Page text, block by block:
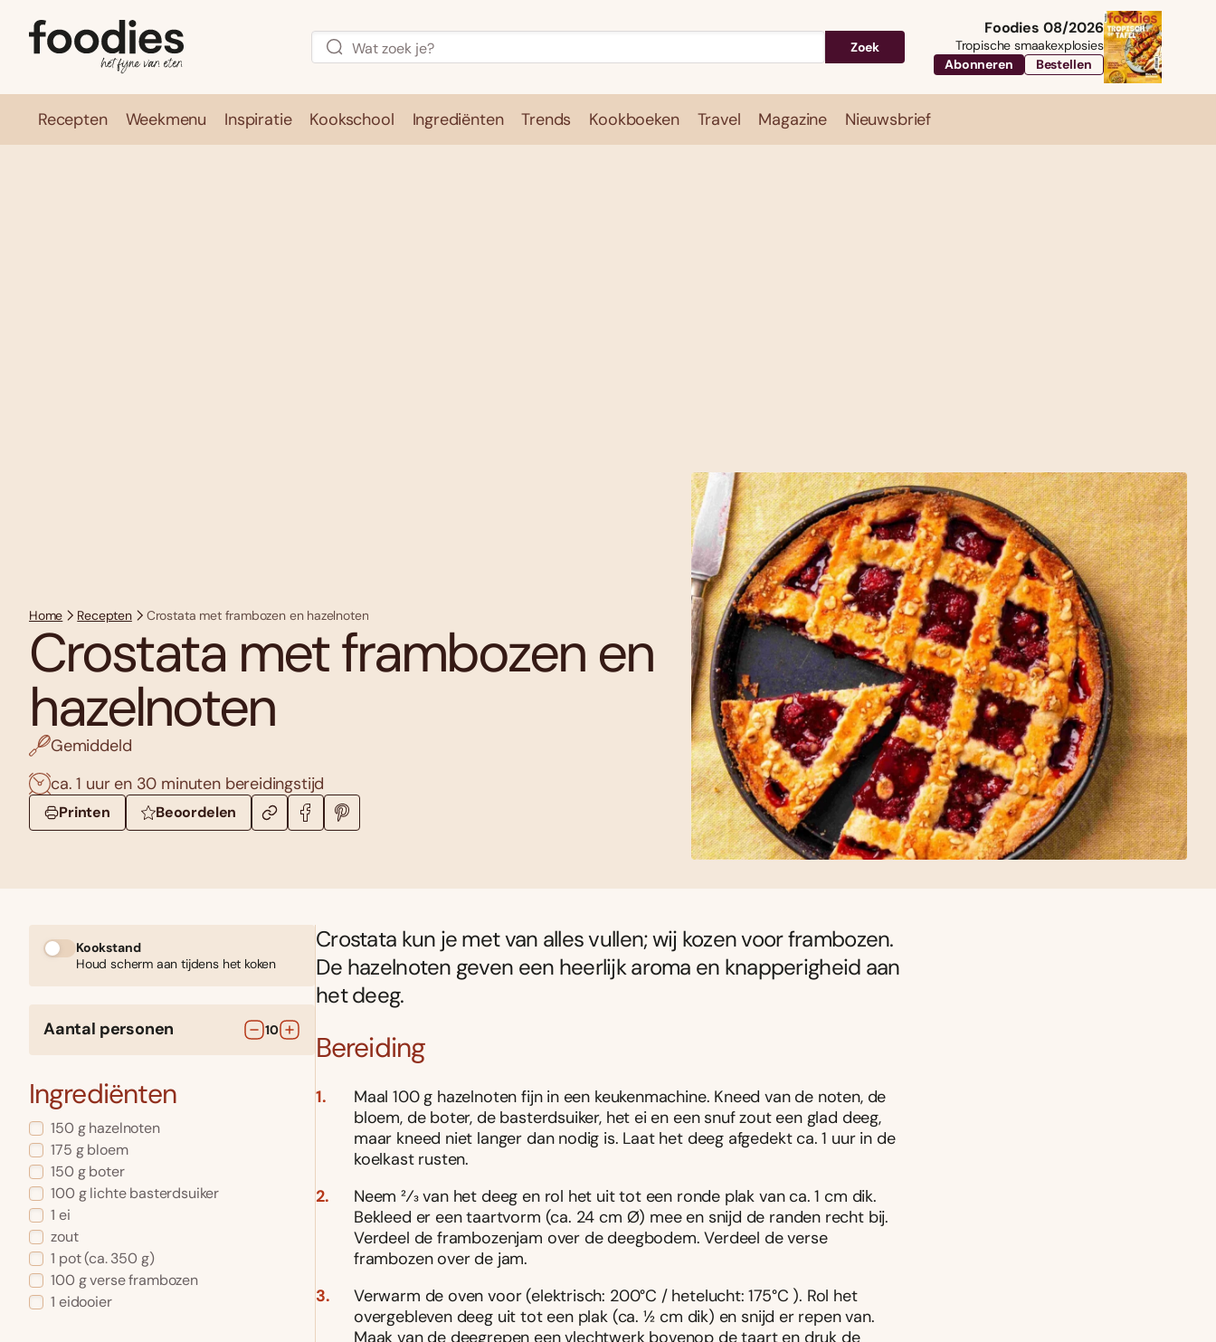
Zoek
Foodies 08/2026
Tropische smaakexplosies
Abonneren
Bestellen
Recepten Weekmenu Inspiratie Kookschool Ingrediënten Trends Kookboeken Travel Magazine Nieuwsbrief
Home Recepten Crostata met frambozen en hazelnoten
Crostata met frambozen en
hazelnoten
Gemiddeld
ca. 1 uur en 30 minuten bereidingstijd
Printen Beoordelen
Kookstand
Houd scherm aan tijdens het koken
Aantal personen 10
Ingrediënten
150 g hazelnoten
175 g bloem
150 g boter
100 g lichte basterdsuiker
1 ei
zout
1 pot(ca. 350 g)
100 gverse frambozen
1 eidooier
Crostata kun je met van alles vullen; wij kozen voor frambozen.
De hazelnoten geven een heerlijk aroma en knapperigheid aan
het deeg.
Bereiding
Maal 100 g hazelnoten fijn in een keukenmachine. Kneed van de noten, de
bloem, de boter, de basterdsuiker, het ei en een snuf zout een glad deeg,
maar kneed niet langer dan nodig is. Laat het deeg afgedekt ca. 1 uur in de
koelkast rusten.
Neem 2⁄3 van het deeg en rol het uit tot een ronde plak van ca. 1 cm dik.
Bekleed er een taartvorm (ca. 24 cm Ø) mee en snijd de randen recht bij.
Verdeel de frambozenjam over de deegbodem. Verdeel de verse
frambozen over de jam.
Verwarm de oven voor (elektrisch: 200°C / hetelucht: 175°C ). Rol het
overgebleven deeg uit tot een plak (ca. 1⁄2 cm dik) en snijd er repen van.
Maak van de deegrepen een vlechtwerk bovenop de taart en druk de